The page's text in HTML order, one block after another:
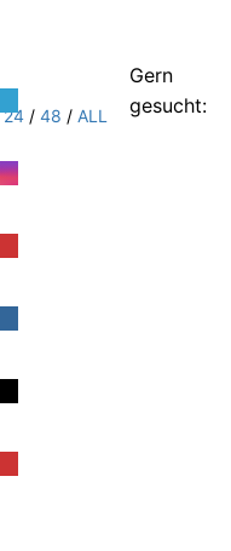
24 / 48 / ALL
Gern
gesucht: